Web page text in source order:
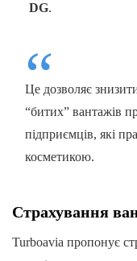
DG.
Це дозволяє
“битих” вантажів
підприємців, які
косметикою.
Страхування
Turboavia пропонує